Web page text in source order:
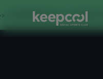
<< OFFRE LIMITÉE ☀️